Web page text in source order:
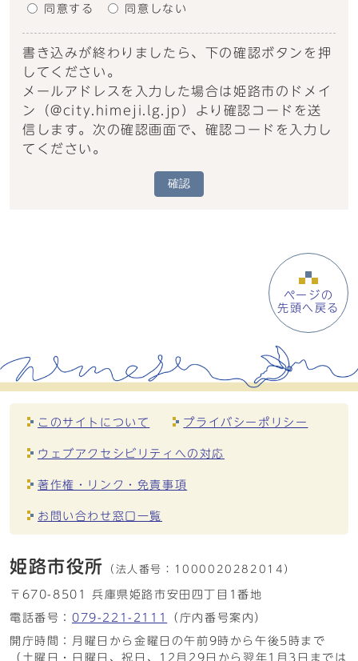
同意する 同意しない
書き込みが終わりましたら、下の確認ボタンを押
してください。
メールアドレスを入力した場合は姫路市のドメイ
ン（@city.himeji.lg.jp）より確認コードを送
信します。次の確認画面で、確認コードを入力し
てください。
確認
ページの
先頭へ戻る
このサイトについて プライバシーポリシー
ウェブアクセシビリティへの対応
著作権・リンク・免責事項
お問い合わせ窓口一覧
姫路市役所 （法人番号： 1000020282014）
〒670-8501 兵庫県姫路市安田四丁目1番地
電話番号： 079-221-2111
（庁内番号案内）
開庁時間：月曜日から金曜日の午前9時から午後5時まで
（土曜日・日曜日、祝日、12月29日から翌年1月3日までは